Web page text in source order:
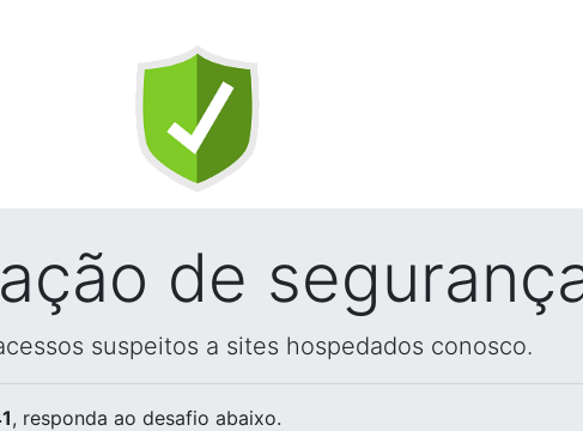
de
suspeitos a sites hospedados conosco.
, responda ao desafio abaixo.